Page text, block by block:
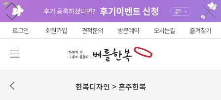
로그인 회원가입 견적문의 방문예약 오시는길 즐겨찾기
한복디자인 > 혼주한복